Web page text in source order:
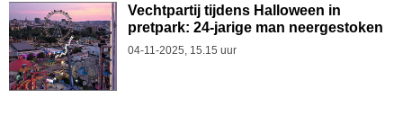
Vechtpartij tijdens Halloween in
pretpark: 24-jarige man neergestoken
04-11-2025, 15.15 uur